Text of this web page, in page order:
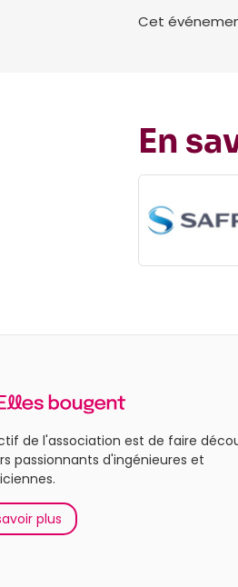
Cet
En
de l'association est de faire
passionnants d'ingénieures et
plus